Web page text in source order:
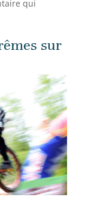
qui
sur